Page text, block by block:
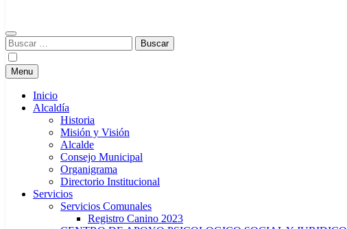
Buscar:
Menu
Inicio
Alcaldía
Historia
Misión y Visión
Alcalde
Consejo Municipal
Organigrama
Directorio Institucional
Servicios
Servicios Comunales
Registro Canino 2023